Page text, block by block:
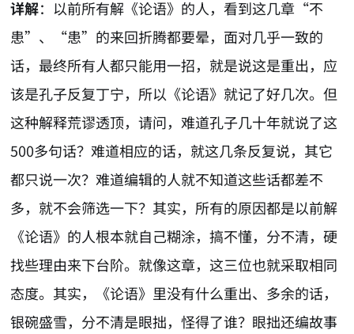
详解：以前所有解《论语》的人，看到这几章“不
患”、“患”的来回折腾都要晕，面对几乎一致的
话，最终所有人都只能用一招，就是说这是重出，应
该是孔子反复丁宁，所以《论语》就记了好几次。但
这种解释荒谬透顶，请问，难道孔子几十年就说了这
500多句话？难道相应的话，就这几条反复说，其它
都只说一次？难道编辑的人就不知道这些话都差不
多，就不会筛选一下？其实，所有的原因都是以前解
《论语》的人根本就自己糊涂，搞不懂，分不清，硬
找些理由来下台阶。就像这章，这三位也就采取相同
态度。其实，《论语》里没有什么重出、多余的话，
银碗盛雪，分不清是眼拙，怪得了谁？眼拙还编故事